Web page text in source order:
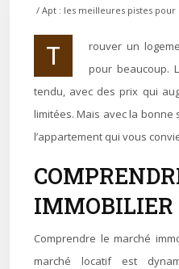
/ Apt : les meilleures pistes
Trouver un logement à louer à Apt est un défi
pour beaucoup.
tendu, avec des prix qui
limitées. Mais avec la
l’appartement qui vous
Comprendre le marché
marché locatif est